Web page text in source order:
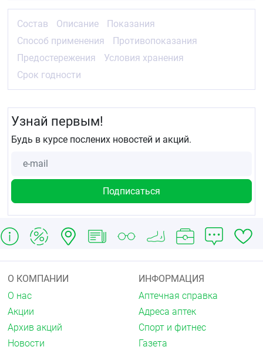
Состав Описание
Показания
Способ применения
Противопоказания
Предостережения
Условия хранения
Срок годности
Узнай первым!
Будь в курсе послених новостей и акций.
О КОМПАНИИ
О нас
Акции
Архив акций
Новости
ИНФОРМАЦИЯ
Аптечная справка
Адреса аптек
Спорт и фитнес
Газета